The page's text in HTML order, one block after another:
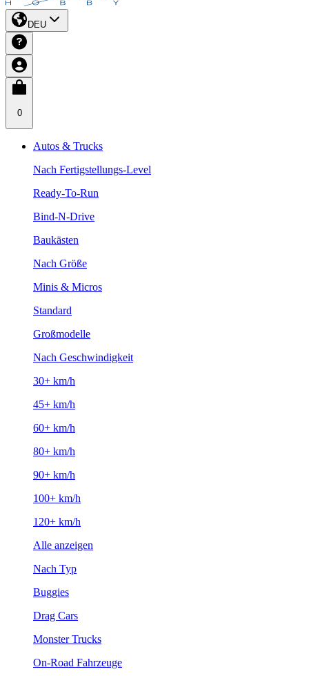
DEU
0
Autos & Trucks
Nach Fertigstellungs-Level
Ready-To-Run
Bind-N-Drive
Baukästen
Nach Größe
Minis & Micros
Standard
Großmodelle
Nach Geschwindigkeit
30+ km/h
45+ km/h
60+ km/h
80+ km/h
90+ km/h
100+ km/h
120+ km/h
Alle anzeigen
Nach Typ
Buggies
Drag Cars
Monster Trucks
On-Road Fahrzeuge